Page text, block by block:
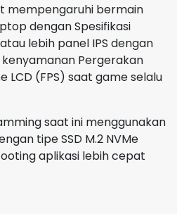
mempengaruhi bermain
dengan Spesifikasi
lebih panel IPS dengan
kenyamanan Pergerakan
LCD (FPS) saat game selalu
saat ini menggunakan
tipe SSD M.2 NVMe
aplikasi lebih cepat